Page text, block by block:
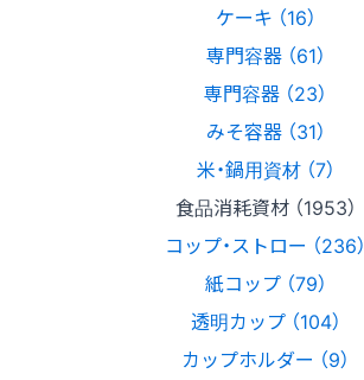
ケーキ （16）
専門容器 （61）
専門容器 （23）
みそ容器 （31）
米・鍋用資材 （7）
食品消耗資材 （1953）
コップ・ストロー （236）
紙コップ （79）
透明カップ （104）
カップホルダー （9）